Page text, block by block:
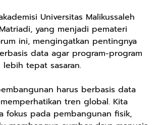
Universitas Malikussaleh
yang menjadi pemateri
ini, mengingatkan pentingnya
data agar program-program
tepat sasaran.
harus berbasis data
tren global. Kita
fokus pada pembangunan fisik,